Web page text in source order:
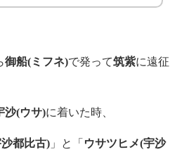
御船(ミフネ)で発って筑紫に遠征
沙(ウサ)に着いた時、
都比古) 」と「 ウサツヒメ(宇沙